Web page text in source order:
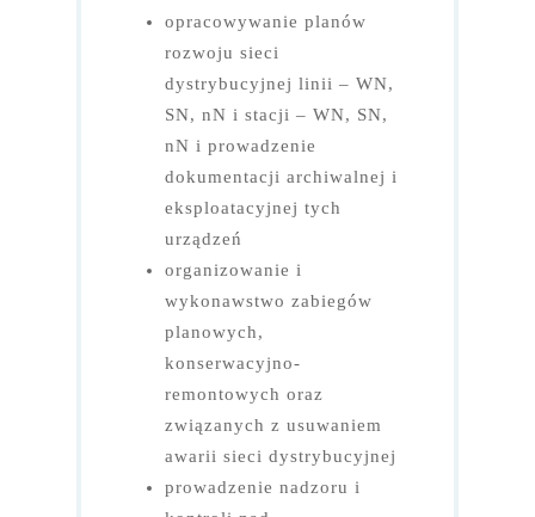
opracowywanie planów
rozwoju sieci
dystrybucyjnej linii – WN,
SN, nN i stacji – WN, SN,
nN i prowadzenie
dokumentacji archiwalnej i
eksploatacyjnej tych
urządzeń
organizowanie i
wykonawstwo zabiegów
planowych,
konserwacyjno-
remontowych oraz
związanych z usuwaniem
awarii sieci dystrybucyjnej
prowadzenie nadzoru i